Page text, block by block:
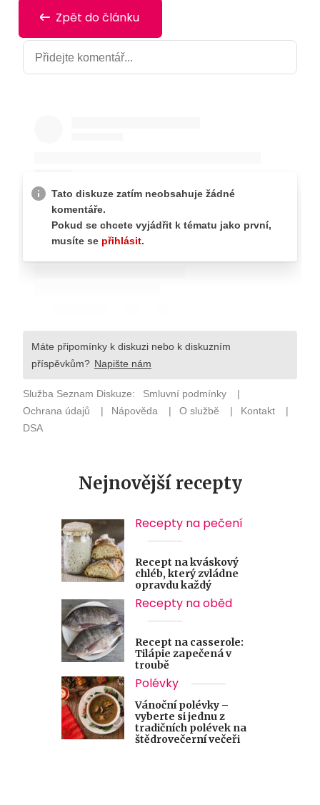
Zpět do článku
Nejnovější recepty
Recepty na pečení
Recept na kváskový
chléb, který zvládne
opravdu každý
Recepty na oběd
Recept na casserole:
Tilápie zapečená v
troubě
Polévky
Vánoční polévky –
vyberte si jednu z
tradičních polévek na
štědrovečerní večeři